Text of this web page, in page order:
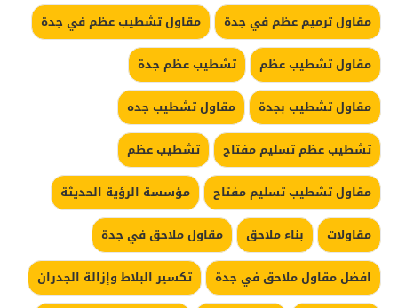
مقاول ترميم عظم في جدة
مقاول تشطيب عظم في جدة
مقاول تشطيب عظم
تشطيب عظم جدة
مقاول تشطيب بجدة
مقاول تشطيب جده
تشطيب عظم تسليم مفتاح
تشطيب عظم
مقاول تشطيب تسليم مفتاح
مؤسسة الرؤية الحديثة
مقاولات
بناء ملاحق
مقاول ملاحق في جدة
افضل مقاول ملاحق في جدة
تكسير البلاط وإزالة الجدران